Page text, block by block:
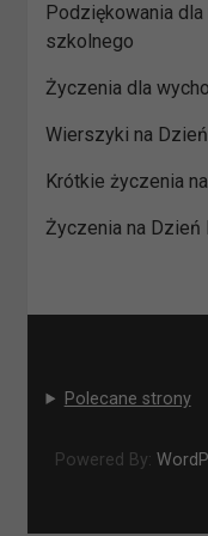
Podziękowania
szkolnego
Życzenia dla
Wierszyki na
Krótkie życzenia
Życzenia na Dzień
Polecane strony
Powered By: